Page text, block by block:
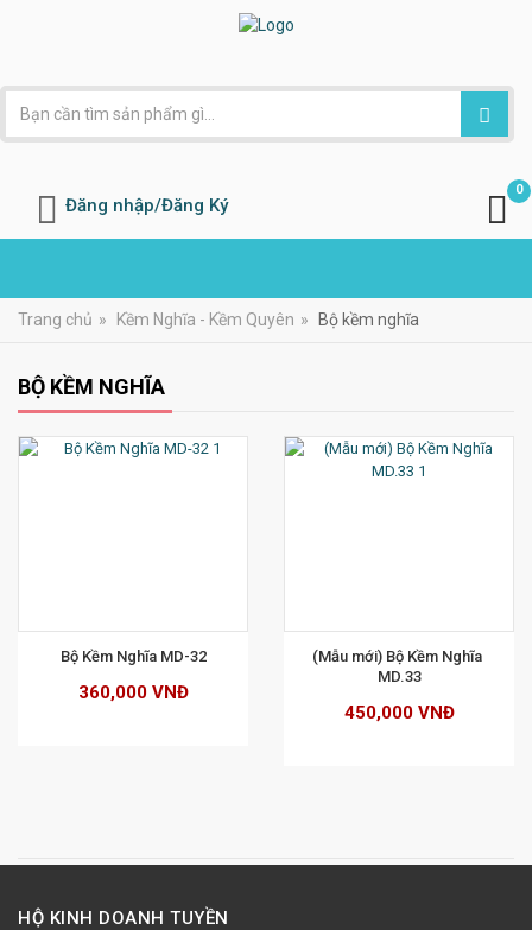
Đăng nhập/Đăng Ký
0
Trang chủ » Kềm Nghĩa - Kềm Quyên » Bộ kềm nghĩa
BỘ KỀM NGHĨA
Bộ Kềm Nghĩa MD-32
360,000 VNĐ
(Mẫu mới) Bộ Kềm Nghĩa
MD.33
450,000 VNĐ
HỘ KINH DOANH TUYỀN